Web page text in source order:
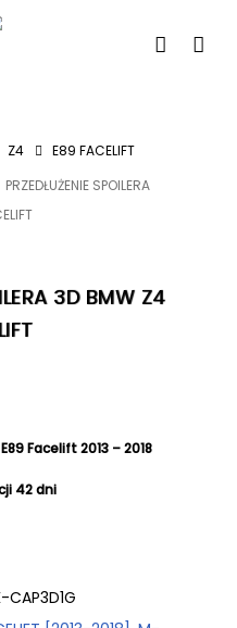
account
Z4
E89 FACELIFT
PRZEDŁUŻENIE SPOILERA
3D BMW Z4
Facelift 2013 – 2018
42 dni